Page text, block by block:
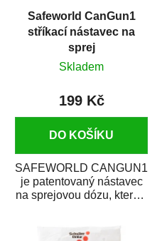
Safeworld CanGun1
stříkací nástavec na
sprej
Skladem
199 Kč
DO KOŠÍKU
SAFEWORLD CANGUN1
je patentovaný nástavec
na sprejovou dózu, který ji